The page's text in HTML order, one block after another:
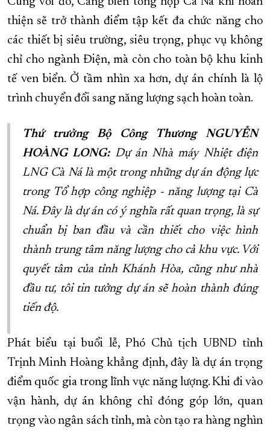
thiện sẽ trở thành điểm tập kết đa chức năng cho
các thiết bị siêu trường, siêu trọng, phục vụ không
chỉ cho ngành Điện, mà còn cho toàn bộ khu kinh
tế ven biển. Ở tầm nhìn xa hơn, dự án chính là lộ
trình chuyển đổi sang năng lượng sạch hoàn toàn.
Thứ trưởng Bộ Công Thương NGUYỄN
HOÀNG LONG:Dự án Nhà máy Nhiệt điện
LNG Cà Ná là một trong những dự án động lực
trong Tổ hợp công nghiệp - năng lượng tại Cà
Ná. Đây là dự án có ý nghĩa rất quan trọng, là sự
chuẩn bị ban đầu và cần thiết cho việc hình
thành trung tâm năng lượng cho cả khu vực. Với
quyết tâm của tỉnh Khánh Hòa, cũng như nhà
đầu tư, tôi tin tưởng dự án sẽ hoàn thành đúng
tiến độ.
Phát biểu tại buổi lễ, Phó Chủ tịch UBND tỉnh
Trịnh Minh Hoàng khẳng định, đây là dự án trọng
điểm quốc gia trong lĩnh vực năng lượng. Khi đi vào
vận hành, dự án không chỉ đóng góp lớn, quan
trọng vào ngân sách tỉnh, mà còn tạo ra hàng nghìn